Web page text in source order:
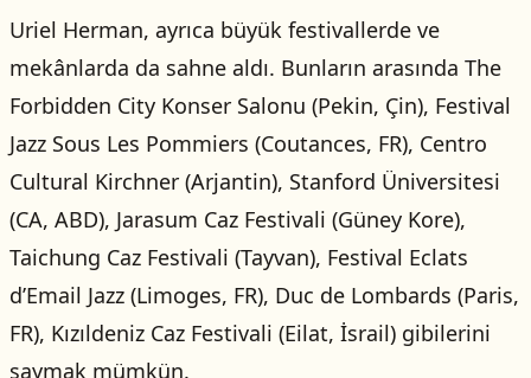
Uriel Herman, ayrıca büyük festivallerde ve
mekânlarda da sahne aldı. Bunların arasında The
Forbidden City Konser Salonu (Pekin, Çin), Festival
Jazz Sous Les Pommiers (Coutances, FR), Centro
Cultural Kirchner (Arjantin), Stanford Üniversitesi
(CA, ABD), Jarasum Caz Festivali (Güney Kore),
Taichung Caz Festivali (Tayvan), Festival Eclats
d’Email Jazz (Limoges, FR), Duc de Lombards (Paris,
FR), Kızıldeniz Caz Festivali (Eilat, İsrail) gibilerini
saymak mümkün.